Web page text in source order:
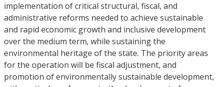
implementation of critical structural, fiscal, and
administrative reforms needed to achieve sustainable
and rapid economic growth and inclusive development
over the medium term, while sustaining the
environmental heritage of the state. The priority areas
for the operation will be fiscal adjustment, and
promotion of environmentally sustainable development,